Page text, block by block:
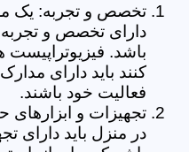
تخصص و تجربه: یک
دارای تخصص و تجربه
باشد. فیزیوتراپیست
کنند باید دارای
فعالیت خود باشند.
تجهیزات و ابزارهای
در منزل باید دارای